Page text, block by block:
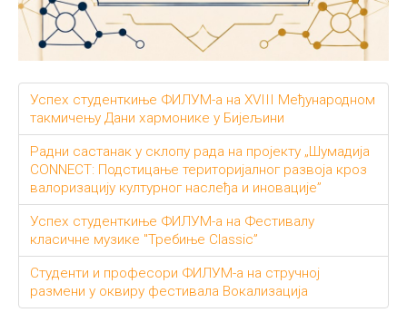
Успех студенткиње ФИЛУМ-а на XVIII Међународном
такмичењу Дани хармонике у Бијељини
Радни састанак у склопу рада на пројекту „Шумадија
CONNECT: Подстицање територијалног развоја кроз
валоризацију културног наслеђа и иновације”
Успех студенткиње ФИЛУМ-а на Фестивалу
класичне музике "Требиње Classic”
Студенти и професори ФИЛУМ-а на стручној
размени у оквиру фестивала Вокализација